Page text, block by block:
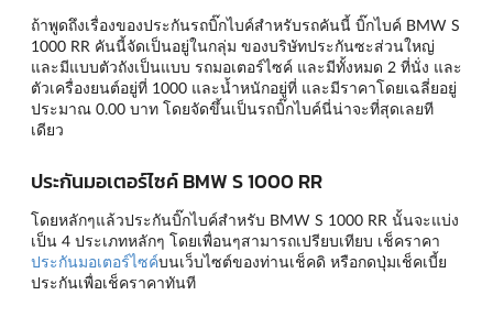
ถ้าพูดถึงเรื่องของประกันรถบิ๊กไบค์สำหรับรถคันนี้ บิ๊กไบค์ BMW S
1000 RR คันนี้จัดเป็นอยู่ในกลุ่ม ของบริษัทประกันซะส่วนใหญ่
และมีแบบตัวถังเป็นแบบ รถมอเตอร์ไซค์ และมีทั้งหมด 2 ที่นั่ง และ
ตัวเครื่องยนต์อยู่ที่ 1000 และน้ำหนักอยู่ที่ และมีราคาโดยเฉลี่ยอยู่
ประมาณ 0.00 บาท โดยจัดขึ้นเป็นรถบิ๊กไบค์นี่น่าจะที่สุดเลยที
เดียว
ประกันมอเตอร์ไซค์ BMW S 1000 RR
โดยหลักๆแล้วประกันบิ๊กไบค์สำหรับ BMW S 1000 RR นั้นจะแบ่ง
เป็น 4 ประเภทหลักๆ โดยเพื่อนๆสามารถเปรียบเทียบ เช็คราคา
ประกันมอเตอร์ไซค์บนเว็บไซต์ของท่านเช็คดิ หรือกดปุ่มเช็คเบี้ย
ประกันเพื่อเช็คราคาทันที